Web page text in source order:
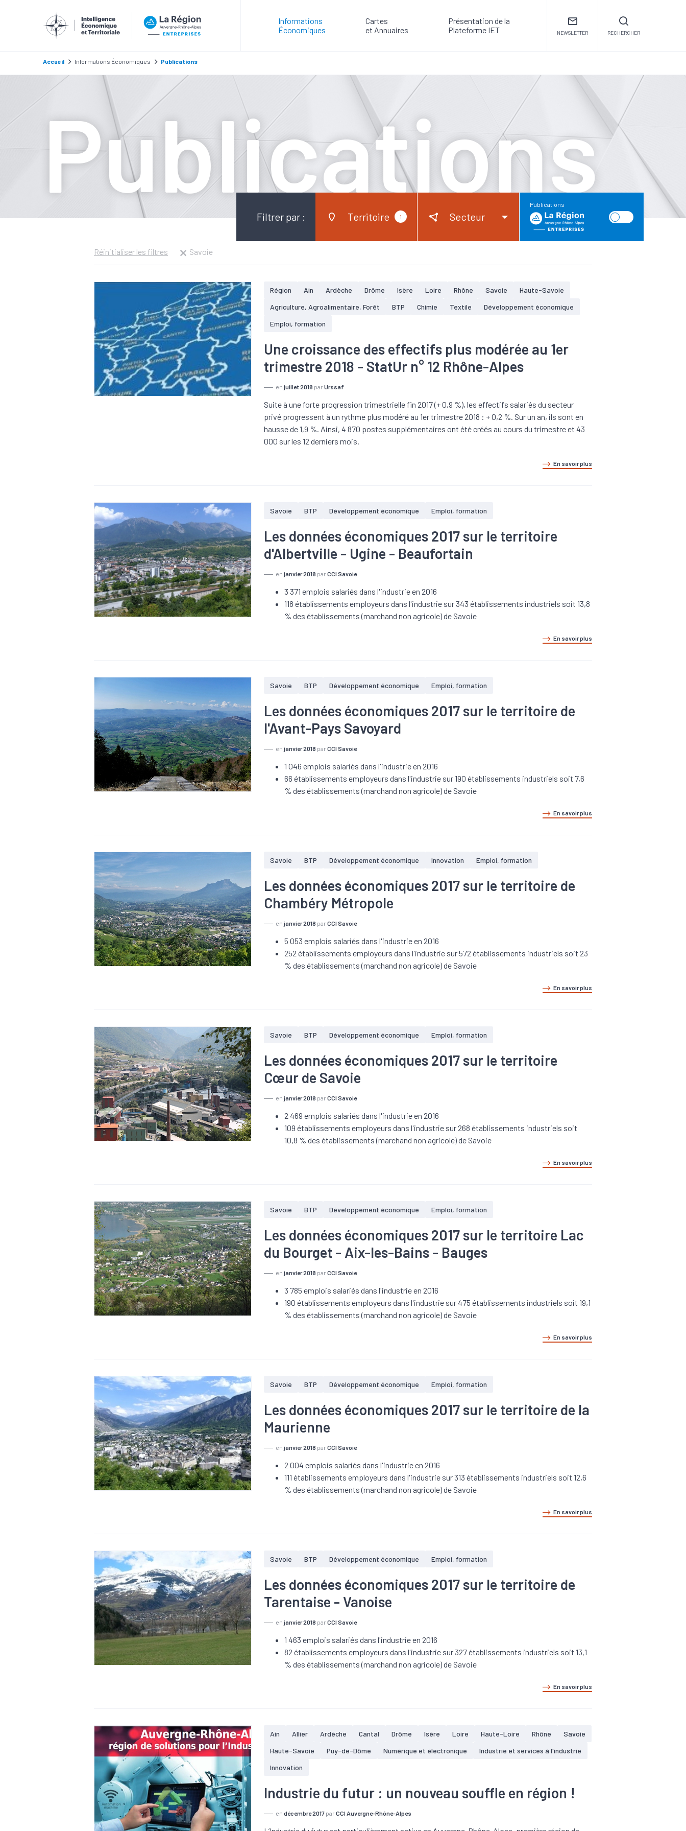
Informations
Économiques
Cartes
et Annuaires
Présentation de la
Plateforme IET
NEWSLETTER RECHERCHER
Accueil Informations Économiques Publications
Publications
Filtrer par : Territoire 1 Secteur
Publications
Réinitialiser les filtres Savoie
Région Ain Ardèche Drôme Isère Loire Rhône Savoie
Haute-Savoie
Agriculture, Agroalimentaire, Forêt
BTP Chimie Textile
Développement économique
Emploi, formation
Une croissance des effectifs plus modérée au 1er
trimestre 2018 - StatUr n° 12 Rhône-Alpes
enjuillet 2018 parUrssaf
Suite à une forte progression trimestrielle fin 2017 (+ 0,9 %), les effectifs salariés du secteur
privé progressent à un rythme plus modéré au 1er trimestre 2018 : + 0,2 %. Sur un an, ils sont en
hausse de 1,9 %. Ainsi, 4 870 postes supplémentaires ont été créés au cours du trimestre et 43
000 sur les 12 derniers mois.
En savoir plus
Savoie BTP Développement économique Emploi, formation
Les données économiques 2017 sur le territoire
d'Albertville - Ugine - Beaufortain
enjanvier 2018 parCCI Savoie
3 371 emplois salariés dans l'industrie en 2016
118 établissements employeurs dans l'industrie sur 343 établissements industriels soit 13,8
% des établissements (marchand non agricole) de Savoie
En savoir plus
Savoie BTP Développement économique Emploi, formation
Les données économiques 2017 sur le territoire de
l'Avant-Pays Savoyard
enjanvier 2018 parCCI Savoie
1 046 emplois salariés dans l'industrie en 2016
66 établissements employeurs dans l'industrie sur 190 établissements industriels soit 7,6
% des établissements (marchand non agricole) de Savoie
En savoir plus
Savoie BTP Développement économique Innovation Emploi, formation
Les données économiques 2017 sur le territoire de
Chambéry Métropole
enjanvier 2018 parCCI Savoie
5 053 emplois salariés dans l'industrie en 2016
252 établissements employeurs dans l'industrie sur 572 établissements industriels soit 23
% des établissements (marchand non agricole) de Savoie
En savoir plus
Savoie BTP Développement économique Emploi, formation
Les données économiques 2017 sur le territoire
Cœur de Savoie
enjanvier 2018 parCCI Savoie
2 469 emplois salariés dans l'industrie en 2016
109 établissements employeurs dans l'industrie sur 268 établissements industriels soit
10,8 % des établissements (marchand non agricole) de Savoie
En savoir plus
Savoie BTP Développement économique Emploi, formation
Les données économiques 2017 sur le territoire Lac
du Bourget - Aix-les-Bains - Bauges
enjanvier 2018 parCCI Savoie
3 785 emplois salariés dans l'industrie en 2016
190 établissements employeurs dans l'industrie sur 475 établissements industriels soit 19,1
% des établissements (marchand non agricole) de Savoie
En savoir plus
Savoie BTP Développement économique Emploi, formation
Les données économiques 2017 sur le territoire de la
Maurienne
enjanvier 2018 parCCI Savoie
2 004 emplois salariés dans l'industrie en 2016
111 établissements employeurs dans l'industrie sur 313 établissements industriels soit 12,6
% des établissements (marchand non agricole) de Savoie
En savoir plus
Savoie BTP Développement économique Emploi, formation
Les données économiques 2017 sur le territoire de
Tarentaise - Vanoise
enjanvier 2018 parCCI Savoie
1 463 emplois salariés dans l'industrie en 2016
82 établissements employeurs dans l'industrie sur 327 établissements industriels soit 13,1
% des établissements (marchand non agricole) de Savoie
En savoir plus
Ain Allier Ardèche Cantal Drôme Isère Loire Haute-Loire Rhône
Savoie
Haute-Savoie
Puy-de-Dôme Numérique et électronique
Industrie et services à l'industrie
Innovation
Industrie du futur : un nouveau souffle en région !
endécembre 2017 parCCI Auvergne-Rhône-Alpes